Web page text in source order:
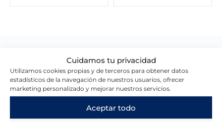
Cuidamos tu privacidad
Utilizamos cookies propias y de terceros para obtener datos
estadísticos de la navegación de nuestros usuarios, ofrecer
marketing personalizado y mejorar nuestros servicios.
Aceptar todo
Lo que dicen nuestros clientes
Escribir una reseña